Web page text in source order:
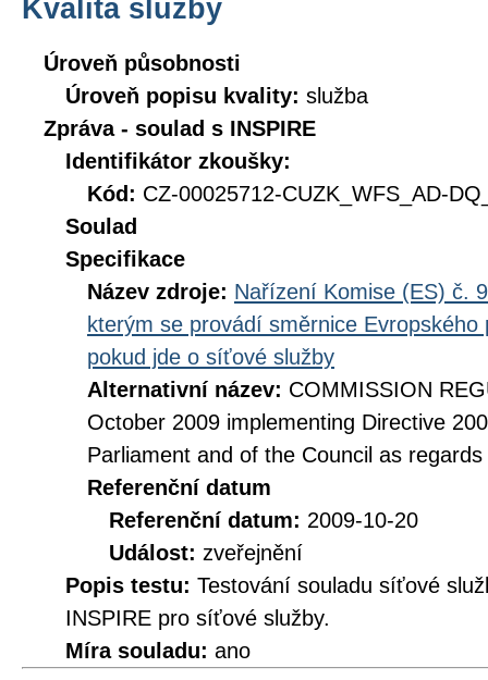
Kvalita služby
Úroveň působnosti
Úroveň popisu kvality: služba
Zpráva - soulad s INSPIRE
Identifikátor zkoušky:
Kód: CZ-00025712-CUZK_WFS_AD-
Soulad
Specifikace
Název zdroje: Nařízení Komise (ES) č.
kterým se provádí směrnice
pokud jde o síťové služby
Alternativní název: COMMISSION
October 2009 implementing Directive
Parliament and of the Council as
Referenční datum
Referenční datum: 2009-10-20
Událost: zveřejnění
Popis testu: Testování souladu síťové
INSPIRE pro síťové služby.
Míra souladu: ano